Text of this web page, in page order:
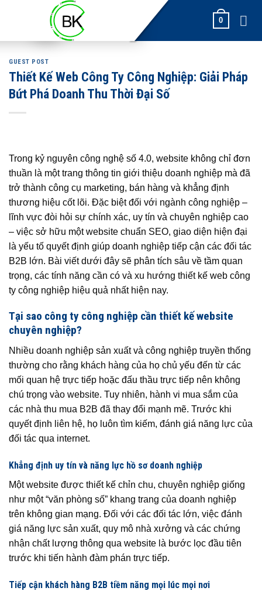
0
GUEST POST
Thiết Kế Web Công Ty Công Nghiệp: Giải Pháp
Bứt Phá Doanh Thu Thời Đại Số
Trong kỷ nguyên công nghệ số 4.0, website không chỉ đơn
thuần là một trang thông tin giới thiệu doanh nghiệp mà đã
trở thành công cụ marketing, bán hàng và khẳng định
thương hiệu cốt lõi. Đặc biệt đối với ngành công nghiệp –
lĩnh vực đòi hỏi sự chính xác, uy tín và chuyên nghiệp cao
– việc sở hữu một website chuẩn SEO, giao diện hiện đại
là yếu tố quyết định giúp doanh nghiệp tiếp cận các đối tác
B2B lớn. Bài viết dưới đây sẽ phân tích sâu về tầm quan
trọng, các tính năng cần có và xu hướng thiết kế web công
ty công nghiệp hiệu quả nhất hiện nay.
Tại sao công ty công nghiệp cần thiết kế website
chuyên nghiệp?
Nhiều doanh nghiệp sản xuất và công nghiệp truyền thống
thường cho rằng khách hàng của họ chủ yếu đến từ các
mối quan hệ trực tiếp hoặc đấu thầu trực tiếp nên không
chú trọng vào website. Tuy nhiên, hành vi mua sắm của
các nhà thu mua B2B đã thay đổi mạnh mẽ. Trước khi
quyết định liên hệ, họ luôn tìm kiếm, đánh giá năng lực của
đối tác qua internet.
Khẳng định uy tín và năng lực hồ sơ doanh nghiệp
Một website được thiết kế chỉn chu, chuyên nghiệp giống
như một “văn phòng số” khang trang của doanh nghiệp
trên không gian mạng. Đối với các đối tác lớn, việc đánh
giá năng lực sản xuất, quy mô nhà xưởng và các chứng
nhận chất lượng thông qua website là bước lọc đầu tiên
trước khi tiến hành đàm phán trực tiếp.
Tiếp cận khách hàng B2B tiềm năng mọi lúc mọi nơi